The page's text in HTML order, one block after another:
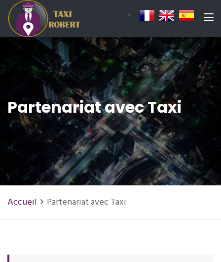
Partenariat avec Taxi
Accueil Partenariat avec Taxi